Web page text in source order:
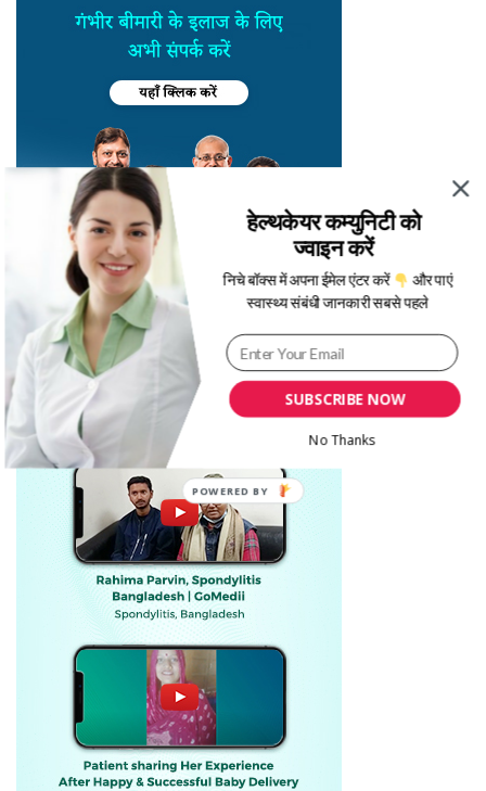
SUBSCRIBE NOW
हेल्थकेयर कम्युनिटी को
ज्वाइन करें
निचे बॉक्स में अपना ईमेल एंटर करें
और पाएं
स्वास्थ्य संबंधी जानकारी सबसे पहले
No Thanks
POWERED BY